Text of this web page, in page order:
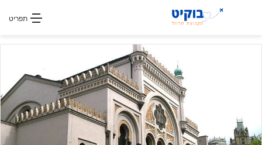
תפריט חפשו עבור